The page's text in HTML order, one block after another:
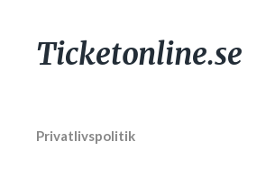
Ticketonline.se
Privatlivspolitik